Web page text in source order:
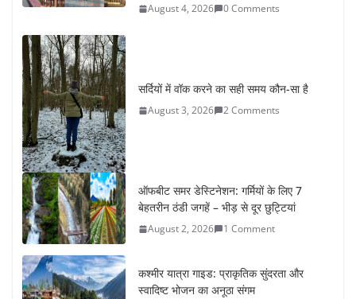
August 4, 2026 0 Comments
सर्दियों में वॉक करने का सही समय कौन-सा है
August 3, 2026 2 Comments
ऑफबीट समर डेस्टिनेशन: गर्मियों के लिए 7
बेहतरीन ठंडी जगहें – भीड़ से दूर छुट्टियां
August 2, 2026 1 Comment
कश्मीर यात्रा गाइड: प्राकृतिक सुंदरता और
स्वादिष्ट भोजन का अनूठा संगम